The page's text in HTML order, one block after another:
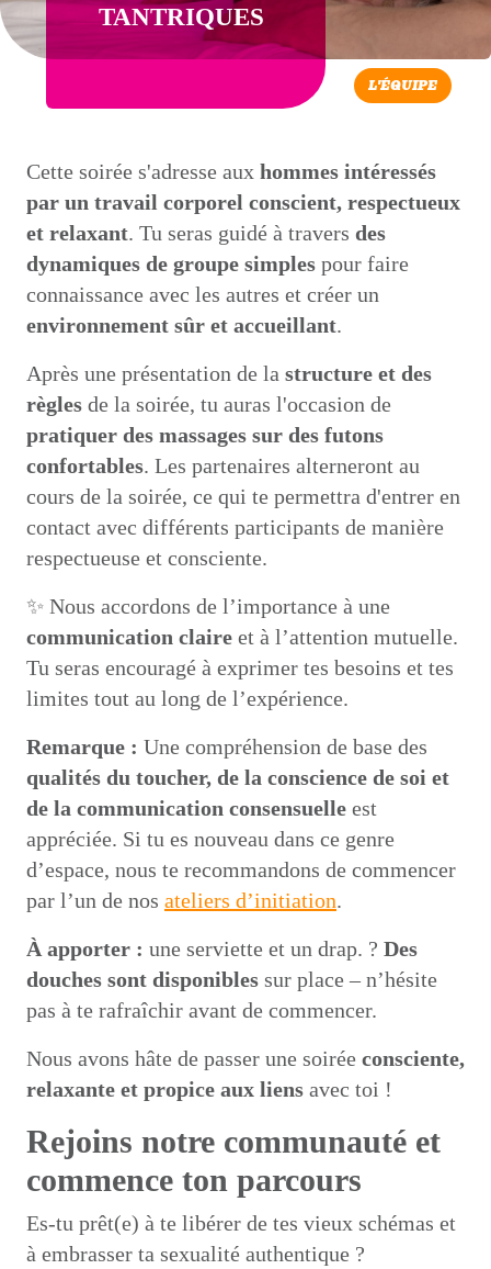
TANTRIQUES
L'ÉQUIPE
Cette soirée s'adresse aux hommes intéressés
par un travail corporel conscient, respectueux
et relaxant. Tu seras guidé à travers des
dynamiques de groupe simples pour faire
connaissance avec les autres et créer un
environnement sûr et accueillant.
Après une présentation de la structure et des
règles de la soirée, tu auras l'occasion de
pratiquer des massages sur des futons
confortables. Les partenaires alterneront au
cours de la soirée, ce qui te permettra d'entrer en
contact avec différents participants de manière
respectueuse et consciente.
✨ Nous accordons de l’importance à une
communication claire et à l’attention mutuelle.
Tu seras encouragé à exprimer tes besoins et tes
limites tout au long de l’expérience.
Remarque : Une compréhension de base des
qualités du toucher, de la conscience de soi et
de la communication consensuelle est
appréciée. Si tu es nouveau dans ce genre
d’espace, nous te recommandons de commencer
par l’un de nos ateliers d’initiation.
À apporter : une serviette et un drap. ? Des
douches sont disponibles sur place – n’hésite
pas à te rafraîchir avant de commencer.
Nous avons hâte de passer une soirée consciente,
relaxante et propice aux liens avec toi !
Rejoins notre communauté et
commence ton parcours
Es-tu prêt(e) à te libérer de tes vieux schémas et
à embrasser ta sexualité authentique ?